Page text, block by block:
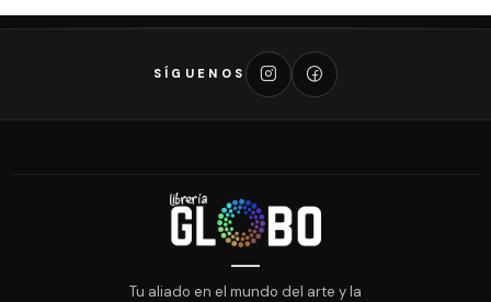
SÍGUENOS
Tu aliado en el mundo del arte y la